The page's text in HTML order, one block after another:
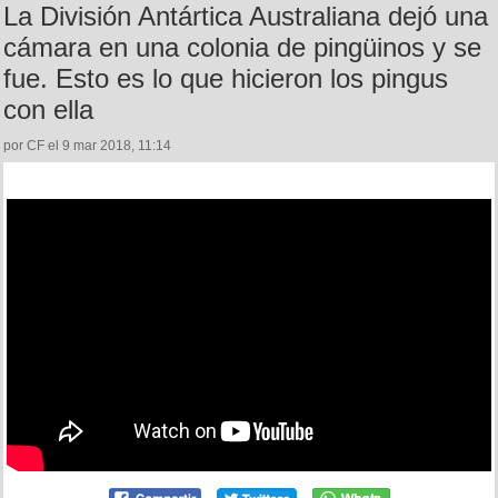
La División Antártica Australiana dejó una
cámara en una colonia de pingüinos y se
fue. Esto es lo que hicieron los pingus
con ella
por CF el 9 mar 2018, 11:14